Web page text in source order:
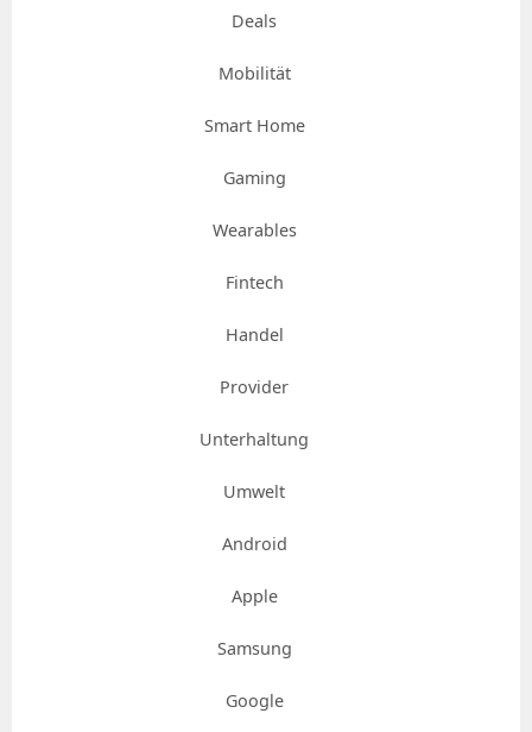
Deals
Mobilität
Smart Home
Gaming
Wearables
Fintech
Handel
Provider
Unterhaltung
Umwelt
Android
Apple
Samsung
Google